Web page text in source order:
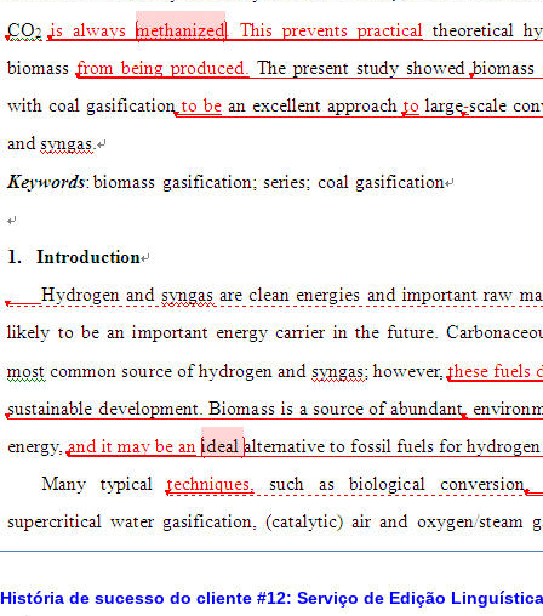
História de sucesso do cliente #12: Serviço de Edição Linguística